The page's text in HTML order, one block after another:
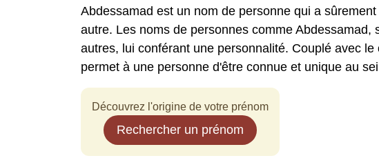
Abdessamad est un nom de personne qui a
autre. Les noms de personnes comme
autres, lui conférant une personnalité. Couplé avec
permet à une personne d'être connue et unique au
Découvrez l'origine de votre prénom
Rechercher un prénom